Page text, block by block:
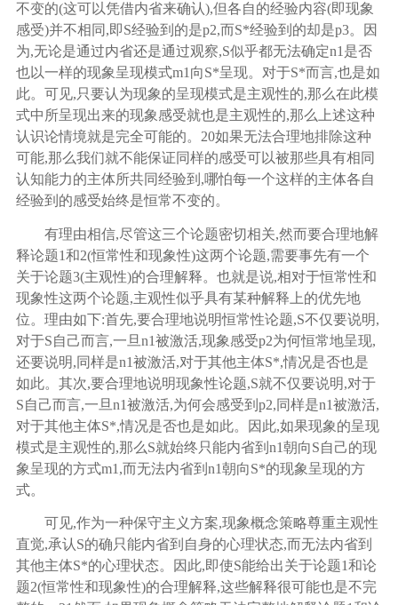
不变的(这可以凭借内省来确认),但各自的经验内容(即现象
感受)并不相同,即S经验到的是p2,而S*经验到的却是p3。因
为,无论是通过内省还是通过观察,S似乎都无法确定n1是否
也以一样的现象呈现模式m1向S*呈现。对于S*而言,也是如
此。可见,只要认为现象的呈现模式是主观性的,那么在此模
式中所呈现出来的现象感受就也是主观性的,那么上述这种
认识论情境就是完全可能的。 20如果无法合理地排除这种
可能,那么我们就不能保证同样的感受可以被那些具有相同
认知能力的主体所共同经验到,哪怕每一个这样的主体各自
经验到的感受始终是恒常不变的。
有理由相信,尽管这三个论题密切相关,然而要合理地解
释论题1和2(恒常性和现象性)这两个论题,需要事先有一个
关于论题3(主观性)的合理解释。也就是说,相对于恒常性和
现象性这两个论题,主观性似乎具有某种解释上的优先地
位。理由如下:首先,要合理地说明恒常性论题,S不仅要说明,
对于S自己而言,一旦n1被激活,现象感受p2为何恒常地呈现,
还要说明,同样是n1被激活,对于其他主体S*,情况是否也是
如此。其次,要合理地说明现象性论题,S就不仅要说明,对于
S自己而言,一旦n1被激活,为何会感受到p2,同样是n1被激活,
对于其他主体S*,情况是否也是如此。因此,如果现象的呈现
模式是主观性的,那么S就始终只能内省到n1朝向S自己的现
象呈现的方式m1,而无法内省到n1朝向S*的现象呈现的方
式。
可见,作为一种保守主义方案,现象概念策略尊重主观性
直觉,承认S的确只能内省到自身的心理状态,而无法内省到
其他主体S*的心理状态。因此,即使S能给出关于论题1和论
题2(恒常性和现象性)的合理解释,这些解释很可能也是不完